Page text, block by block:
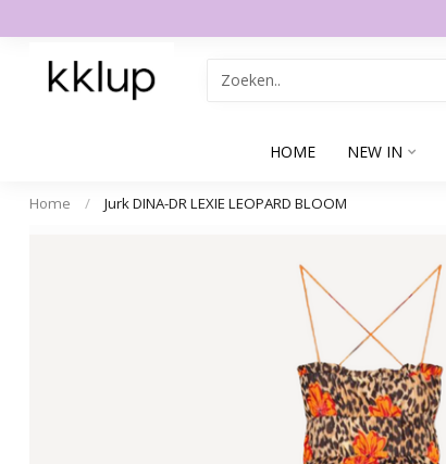
HOME NEW IN
Home / Jurk DINA-DR LEXIE LEOPARD BLOOM